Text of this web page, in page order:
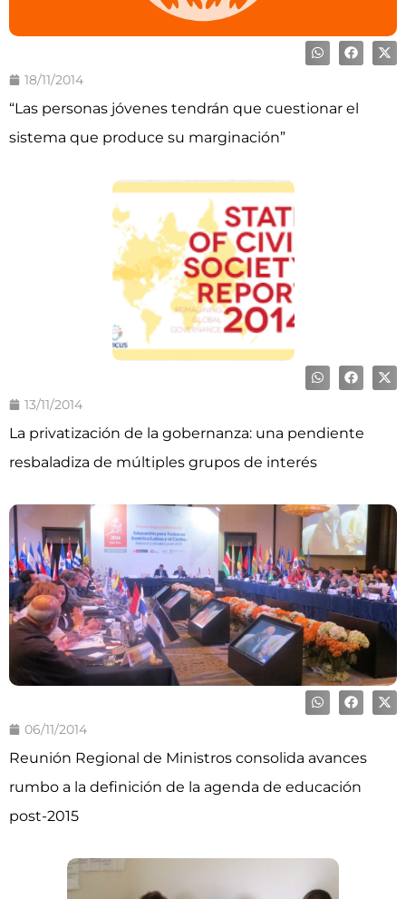
18/11/2014
“Las personas jóvenes tendrán que cuestionar el
sistema que produce su marginación”
13/11/2014
La privatización de la gobernanza: una pendiente
resbaladiza de múltiples grupos de interés
06/11/2014
Reunión Regional de Ministros consolida avances
rumbo a la definición de la agenda de educación
post-2015